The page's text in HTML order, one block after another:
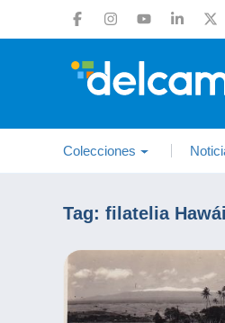
Colecciones
Tag: filatelia Hawái